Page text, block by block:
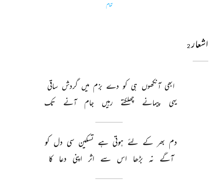
تمام
اشعار2
ابھی آنکھوں ہی کو دے بزم میں گردش ساقی
یہی
پیمانے چھلکتے رہیں جام آنے تک
دم بھر کے لئے ہوتی ہے تسکین سی دل کو
آگے نہ بڑھا اس سے اثر اپنی دعا کا